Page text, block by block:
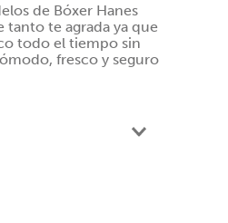
de Bóxer Hanes
tanto te agrada ya que
todo el tiempo sin
fresco y seguro